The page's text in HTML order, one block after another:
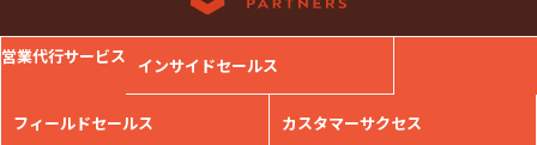
営業代行サービス インサイドセールス
フィールドセールス カスタマーサクセス